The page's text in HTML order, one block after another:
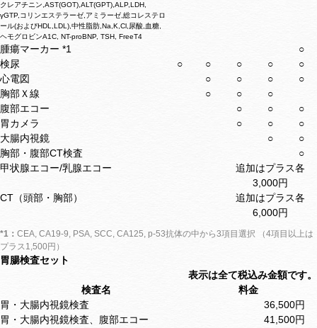
クレアチニン,AST(GOT),ALT(GPT),ALP,LDH,
γGTP,コリンエステラーゼ,アミラーゼ,総コレステロ
ール(およびHDL,LDL),中性脂肪,Na,K,Cl,尿酸,血糖,
ヘモグロビンA1C, NT-proBNP, TSH, FreeT4
腫瘍マーカー *1
○
検尿
○ ○ ○ ○
○
心電図
○ ○ ○
○
胸部Ｘ線
○ ○
○
腹部エコー
○ ○
○
胃カメラ
○ ○
○
大腸内視鏡
○
○
胸部・腹部CT検査
○
甲状腺エコー/乳腺エコー
追加はプラス各
3,000円
CT（頭部・胸部）
追加はプラス各
6,000円
*1： CEA, CA19-9, PSA, SCC, CA125, p-53抗体の中から3項目選択 （4項目以上は
プラス1,500円）
胃腸検査セット
表示は全て税込み金額です。
検査名
料金
胃・大腸内視鏡検査
36,500円
胃・大腸内視鏡検査、腹部エコー
41,500円